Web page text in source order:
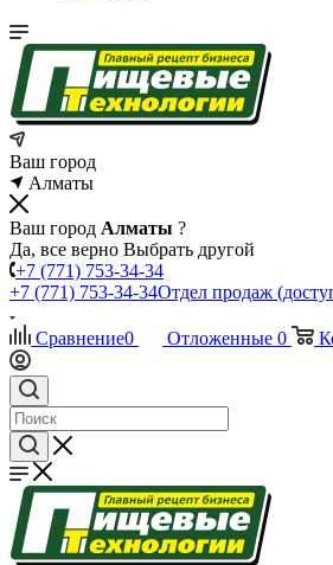
Ваш город
Алматы
Ваш город Алматы ?
Да, все верно Выбрать другой
+7 (771) 753-34-34
+7 (771) 753-34-34Отдел продаж
Сравнение0 Отложенные 0